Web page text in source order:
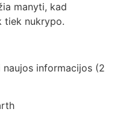
manyti, kad
tiek nukrypo.
informacijos (2